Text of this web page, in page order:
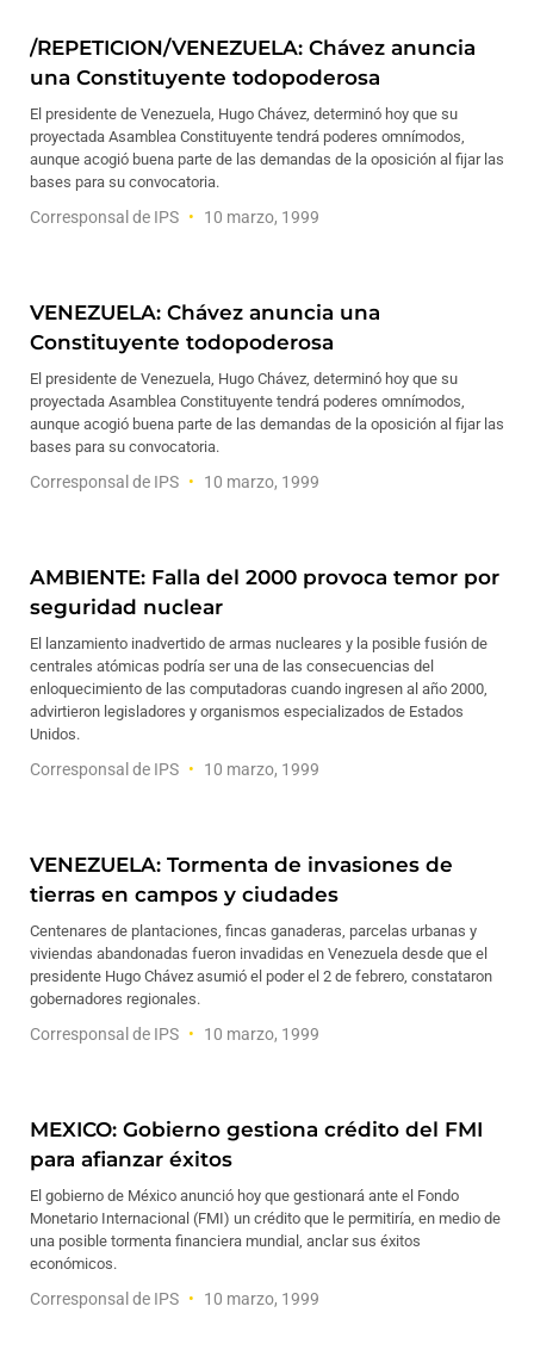
/REPETICION/VENEZUELA: Chávez anuncia
una Constituyente todopoderosa
El presidente de Venezuela, Hugo Chávez, determinó hoy que su
proyectada Asamblea Constituyente tendrá poderes omnímodos,
aunque acogió buena parte de las demandas de la oposición al fijar las
bases para su convocatoria.
Corresponsal de IPS 10 marzo, 1999
VENEZUELA: Chávez anuncia una
Constituyente todopoderosa
El presidente de Venezuela, Hugo Chávez, determinó hoy que su
proyectada Asamblea Constituyente tendrá poderes omnímodos,
aunque acogió buena parte de las demandas de la oposición al fijar las
bases para su convocatoria.
Corresponsal de IPS 10 marzo, 1999
AMBIENTE: Falla del 2000 provoca temor por
seguridad nuclear
El lanzamiento inadvertido de armas nucleares y la posible fusión de
centrales atómicas podría ser una de las consecuencias del
enloquecimiento de las computadoras cuando ingresen al año 2000,
advirtieron legisladores y organismos especializados de Estados
Unidos.
Corresponsal de IPS 10 marzo, 1999
VENEZUELA: Tormenta de invasiones de
tierras en campos y ciudades
Centenares de plantaciones, fincas ganaderas, parcelas urbanas y
viviendas abandonadas fueron invadidas en Venezuela desde que el
presidente Hugo Chávez asumió el poder el 2 de febrero, constataron
gobernadores regionales.
Corresponsal de IPS 10 marzo, 1999
MEXICO: Gobierno gestiona crédito del FMI
para afianzar éxitos
El gobierno de México anunció hoy que gestionará ante el Fondo
Monetario Internacional (FMI) un crédito que le permitiría, en medio de
una posible tormenta financiera mundial, anclar sus éxitos
económicos.
Corresponsal de IPS 10 marzo, 1999